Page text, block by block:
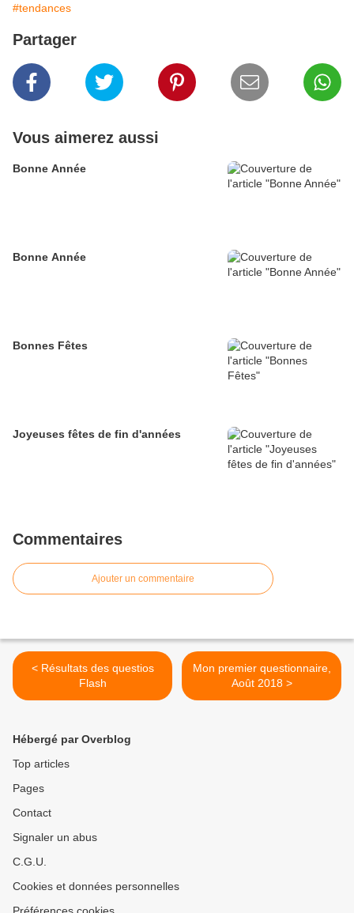
#tendances
Partager
Vous aimerez aussi
Bonne Année
Bonne Année
Bonnes Fêtes
Joyeuses fêtes de fin d'années
Commentaires
Ajouter un commentaire
< Résultats des questios
Flash
Mon premier questionnaire,
Août 2018 >
Hébergé par Overblog
Top articles
Pages
Contact
Signaler un abus
C.G.U.
Cookies et données personnelles